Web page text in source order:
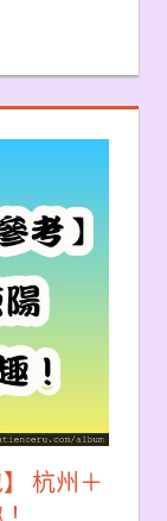
杭州＋